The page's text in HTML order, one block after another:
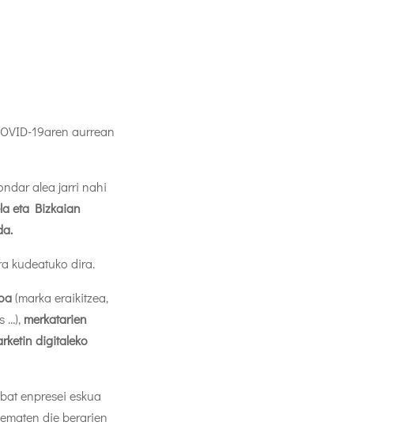
19aren aurrean
alea jarri nahi
eta Bizkaian
kudeatuko dira.
(marka eraikitzea,
…), merkatarien
digitaleko
enpresei eskua
die berarien